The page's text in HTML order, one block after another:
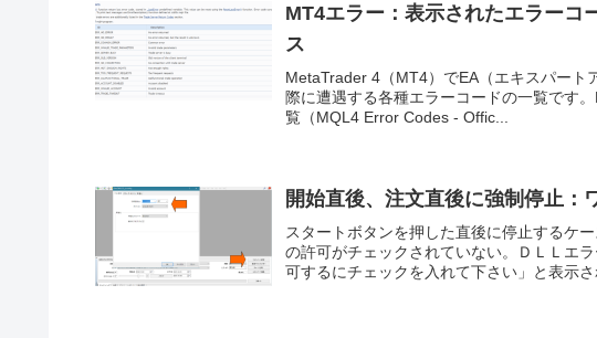
MT4エラー：表示されたエラーコ
ス
MetaTrader 4（MT4）でEA（エキスパート
際に遭遇する各種エラーコードの一覧です
覧（MQL4 Error Codes - Offic...
開始直後、注文直後に強制停止：
スタートボタンを押した直後に停止するケ
の許可がチェックされていない。ＤＬＬエ
可するにチェックを入れて下さい」と表示